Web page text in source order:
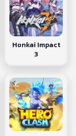
Honkai Impact
3